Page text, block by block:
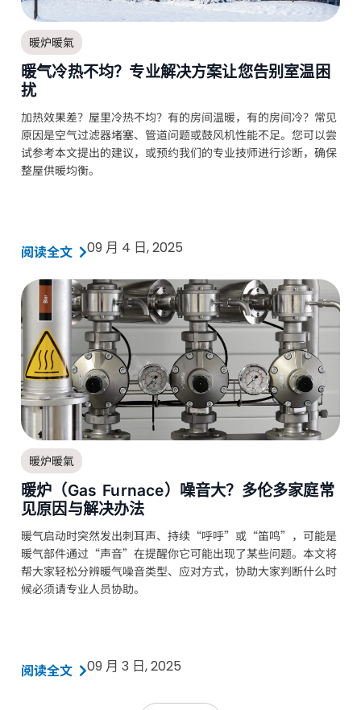
暖炉暖氣
暖气冷热不均？专业解决方案让您告别室温困
扰
加热效果差？屋里冷热不均？有的房间温暖，有的房间冷？常见
原因是空气过滤器堵塞、管道问题或鼓风机性能不足。您可以尝
试参考本文提出的建议，或预约我们的专业技师进行诊断，确保
整屋供暖均衡。
阅读全文 09 月 4 日, 2025
暖炉暖氣
暖炉（Gas Furnace）噪音大？多伦多家庭常
见原因与解决办法
暖气启动时突然发出刺耳声、持续“呼呼”或“笛鸣”，可能是
暖气部件通过“声音”在提醒你它可能出现了某些问题。本文将
帮大家轻松分辨暖气噪音类型、应对方式，协助大家判断什么时
候必须请专业人员协助。
阅读全文 09 月 3 日, 2025